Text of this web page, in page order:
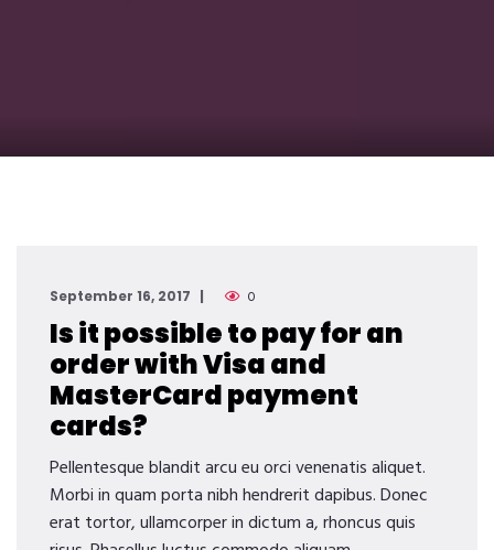
September 16, 2017 0
Is it possible to pay for an
order with Visa and
MasterCard payment
cards?
Pellentesque blandit arcu eu orci venenatis aliquet.
Morbi in quam porta nibh hendrerit dapibus. Donec
erat tortor, ullamcorper in dictum a, rhoncus quis